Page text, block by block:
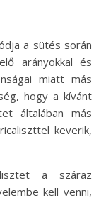
a sütés során
arányokkal és
miatt más
hogy a kívánt
általában más
keverik,
a száraz
kell venni,